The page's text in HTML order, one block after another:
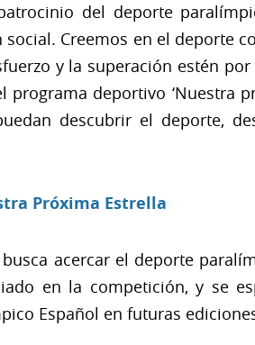
del deporte
Creemos en el deporte
y la superación estén
programa deportivo ‘Nuestra
descubrir el deporte,
Próxima Estrella
acercar el deporte
en la competición, y se
Español en futuras